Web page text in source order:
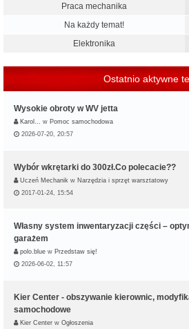
Praca mechanika
Na każdy temat!
Elektronika
Ostatnio aktywne
Wysokie obroty w WV jetta
Karol… w Pomoc samochodowa
2026-07-20, 20:57
Wybór wkrętarki do 300zł.Co polecacie??
Uczeń Mechanik w Narzędzia i sprzęt warsztatowy
2017-01-24, 15:54
Własny system inwentaryzacji części –
garażem
polo.blue w Przedstaw się!
2026-06-02, 11:57
Kier Center - obszywanie kierownic,
samochodowe
Kier Center w Ogłoszenia